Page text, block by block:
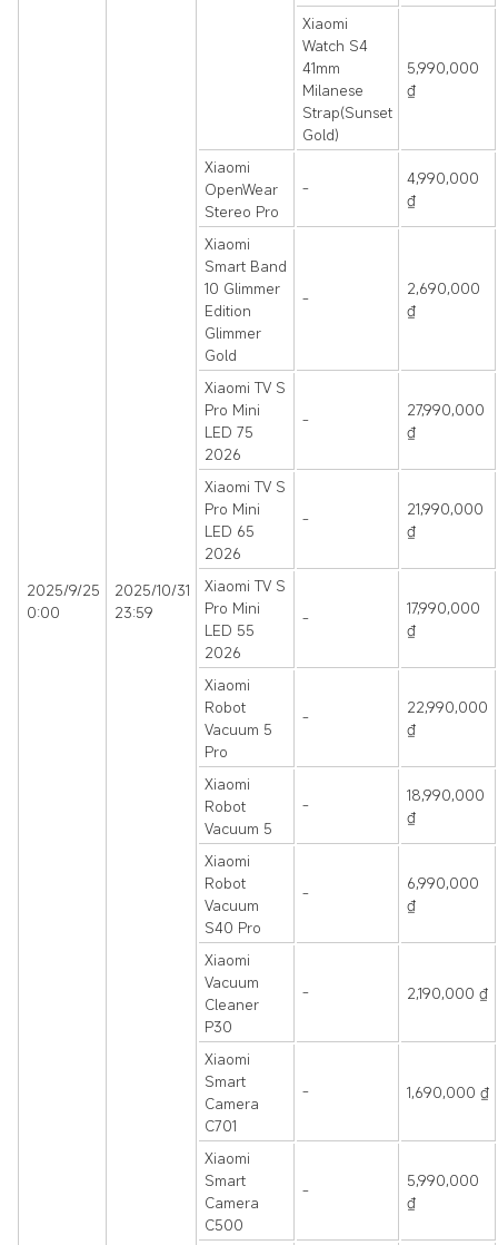
2025/9/25
0:00
2025/10/31
23:59
Xiaomi
Watch S4
41mm
Milanese
Strap(Sunset
Gold)
5,990,000
₫
Xiaomi
OpenWear
Stereo Pro
-
4,990,000
₫
Xiaomi
Smart Band
10 Glimmer
Edition
Glimmer
Gold
-
2,690,000
₫
Xiaomi TV S
Pro Mini
LED 75
2026
-
27,990,000
₫
Xiaomi TV S
Pro Mini
LED 65
2026
-
21,990,000
₫
Xiaomi TV S
Pro Mini
LED 55
2026
-
17,990,000
₫
Xiaomi
Robot
Vacuum 5
Pro
-
22,990,000
₫
Xiaomi
Robot
Vacuum 5
-
18,990,000
₫
Xiaomi
Robot
Vacuum
S40 Pro
-
6,990,000
₫
Xiaomi
Vacuum
Cleaner
P30
- 2,190,000 ₫
Xiaomi
Smart
Camera
C701
- 1,690,000 ₫
Xiaomi
Smart
Camera
C500
-
5,990,000
₫